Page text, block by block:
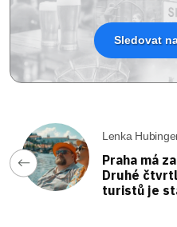
Sledovat
Lenka
Praha má
Druhé
turistů je